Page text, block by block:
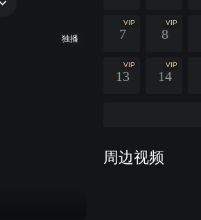
VIP
7
VIP
8
VIP
13
VIP
14
周边视频
独播